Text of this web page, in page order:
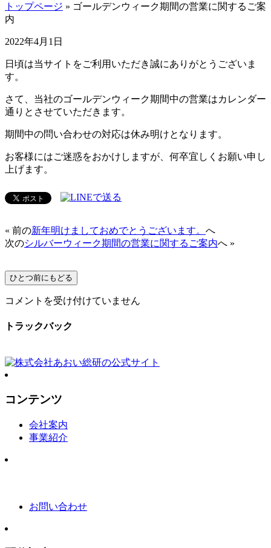
トップページ » ゴールデンウィーク期間の営業に関するご案
内
2022年4月1日
日頃は当サイトをご利用いただき誠にありがとうございま
す。
さて、当社のゴールデンウィーク期間中の営業はカレンダー
通りとさせていただきます。
期間中の問い合わせの対応は休み明けとなります。
お客様にはご迷惑をおかけしますが、何卒宜しくお願い申し
上げます。
« 前の新年明けましておめでとうございます。 へ
次のシルバーウィーク期間の営業に関するご案内へ »
ゴ
ル
ウ
ィ
ク
ご
コメントを受け付けていません
トラックバック
コンテンツ
会社案内
事業紹介
お問い合わせ